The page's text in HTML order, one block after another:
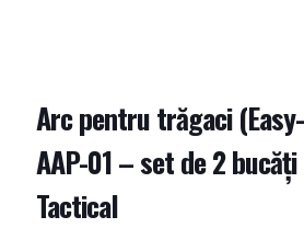
Arc pentru trăgaci
AAP-01 – set de 2 bucăți
Tactical